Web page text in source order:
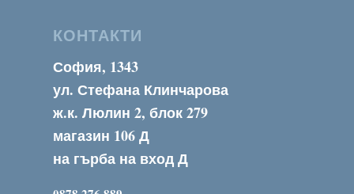
КОНТАКТИ
София, 1343
ул. Стефана Клинчарова
ж.к. Люлин 2, блок 279
магазин 106 Д
на гърба на вход Д